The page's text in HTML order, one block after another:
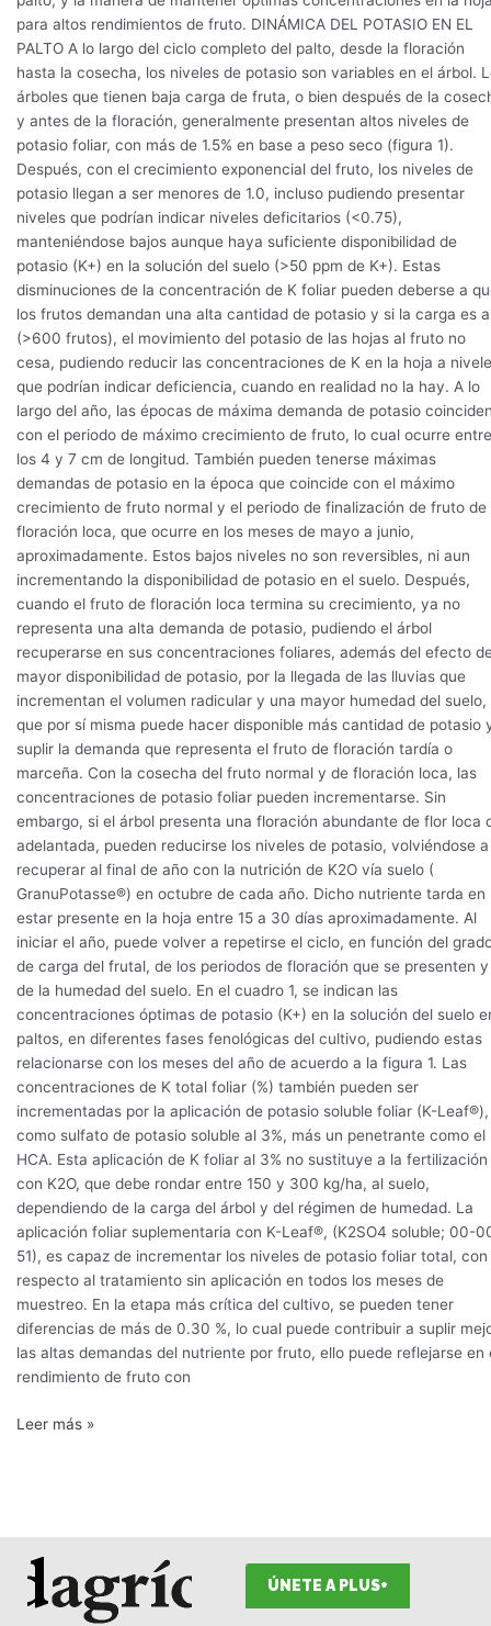
para altos rendimientos de fruto. DINÁMICA DEL POTASIO EN EL
PALTO A lo largo del ciclo completo del palto, desde la floración
hasta la cosecha, los niveles de potasio son variables en el árbol.
árboles que tienen baja carga de fruta, o bien después de la
y antes de la floración, generalmente presentan altos niveles de
potasio foliar, con más de 1.5% en base a peso seco (figura 1).
Después, con el crecimiento exponencial del fruto, los niveles de
potasio llegan a ser menores de 1.0, incluso pudiendo presentar
niveles que podrían indicar niveles deficitarios (<0.75),
manteniéndose bajos aunque haya suficiente disponibilidad de
potasio (K+) en la solución del suelo (>50 ppm de K+). Estas
disminuciones de la concentración de K foliar pueden deberse a
los frutos demandan una alta cantidad de potasio y si la carga es
(>600 frutos), el movimiento del potasio de las hojas al fruto no
cesa, pudiendo reducir las concentraciones de K en la hoja a
que podrían indicar deficiencia, cuando en realidad no la hay. A lo
largo del año, las épocas de máxima demanda de potasio
con el periodo de máximo crecimiento de fruto, lo cual ocurre entre
los 4 y 7 cm de longitud. También pueden tenerse máximas
demandas de potasio en la época que coincide con el máximo
crecimiento de fruto normal y el periodo de finalización de fruto de
floración loca, que ocurre en los meses de mayo a junio,
aproximadamente. Estos bajos niveles no son reversibles, ni aun
incrementando la disponibilidad de potasio en el suelo. Después,
cuando el fruto de floración loca termina su crecimiento, ya no
representa una alta demanda de potasio, pudiendo el árbol
recuperarse en sus concentraciones foliares, además del efecto
mayor disponibilidad de potasio, por la llegada de las lluvias que
incrementan el volumen radicular y una mayor humedad del suelo,
que por sí misma puede hacer disponible más cantidad de potasio
suplir la demanda que representa el fruto de floración tardía o
marceña. Con la cosecha del fruto normal y de floración loca, las
concentraciones de potasio foliar pueden incrementarse. Sin
embargo, si el árbol presenta una floración abundante de flor loca
adelantada, pueden reducirse los niveles de potasio, volviéndose a
recuperar al final de año con la nutrición de K2O vía suelo (
GranuPotasse®) en octubre de cada año. Dicho nutriente tarda en
estar presente en la hoja entre 15 a 30 días aproximadamente. Al
iniciar el año, puede volver a repetirse el ciclo, en función del
de carga del frutal, de los periodos de floración que se presenten y
de la humedad del suelo. En el cuadro 1, se indican las
concentraciones óptimas de potasio (K+) en la solución del suelo
paltos, en diferentes fases fenológicas del cultivo, pudiendo estas
relacionarse con los meses del año de acuerdo a la figura 1. Las
concentraciones de K total foliar (%) también pueden ser
incrementadas por la aplicación de potasio soluble foliar (K-Leaf®),
como sulfato de potasio soluble al 3%, más un penetrante como el
HCA. Esta aplicación de K foliar al 3% no sustituye a la fertilización
con K2O, que debe rondar entre 150 y 300 kg/ha, al suelo,
dependiendo de la carga del árbol y del régimen de humedad. La
aplicación foliar suplementaria con K-Leaf®, (K2SO4 soluble; 00-
51), es capaz de incrementar los niveles de potasio foliar total, con
respecto al tratamiento sin aplicación en todos los meses de
muestreo. En la etapa más crítica del cultivo, se pueden tener
diferencias de más de 0.30 %, lo cual puede contribuir a suplir
las altas demandas del nutriente por fruto, ello puede reflejarse en
rendimiento de fruto con
Leer más »
ÚNETE A PLUS+